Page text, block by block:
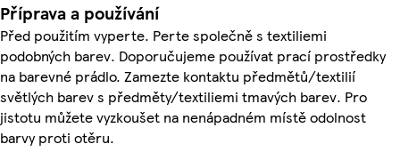
Příprava a používání
Před použitím vyperte. Perte společně s textiliemi
podobných barev. Doporučujeme používat prací prostředky
na barevné prádlo. Zamezte kontaktu předmětů/textilií
světlých barev s předměty/textiliemi tmavých barev. Pro
jistotu můžete vyzkoušet na nenápadném místě odolnost
barvy proti otěru.